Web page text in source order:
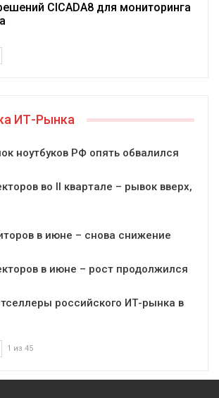
CICADA8 для мониторинга
ИТ-Рынка
ноутбуков РФ опять обвалился
во II квартале – рывок вверх,
в июне – снова снижение
в июне – рост продолжился
российского ИТ-рынка в
1 из 45